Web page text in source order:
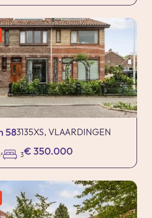
583135XS, VLAARDINGEN
3€ 350.000